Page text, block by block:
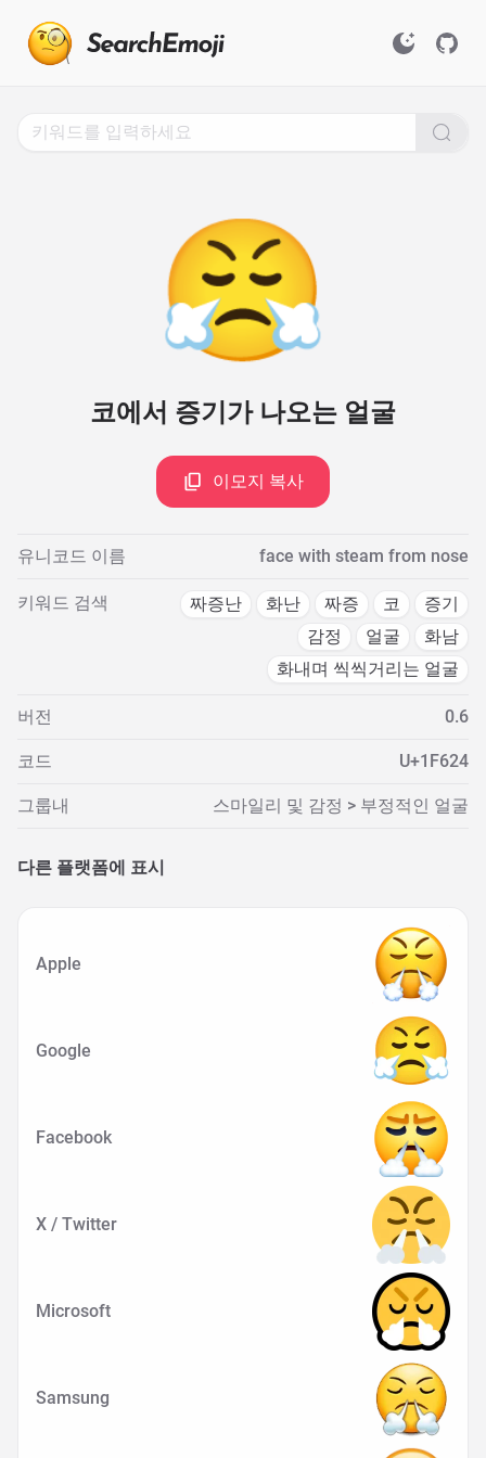
😤
코에서 증기가 나오는 얼굴
이모지 복사
유니코드 이름 face with steam from nose
키워드 검색 짜증난 화난 짜증 코
증기
감정
얼굴
화남
화내며 씩씩거리는 얼굴
버전 0.6
코드 U+1F624
그룹내 스마일리 및 감정 > 부정적인 얼굴
다른 플랫폼에 표시
Apple
Google
Facebook
X / Twitter
Microsoft
Samsung